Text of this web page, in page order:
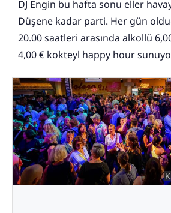
DJ Engin bu hafta sonu eller
Düşene kadar parti. Her gün
20.00 saatleri arasında alkollü
4,00 € kokteyl happy hour